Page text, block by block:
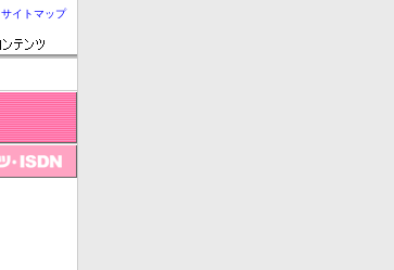
サイトマップ